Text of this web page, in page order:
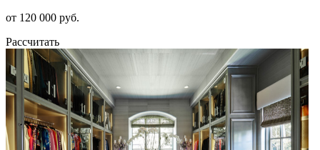
от 120 000 руб.
Рассчитать